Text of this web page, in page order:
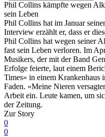
Phil Collins kämpfte wegen
sein Leben
Phil Collins hat im Januar
Interview erzählt er, dass er
Phil Collins hat wegen seiner
fast sein Leben verloren. Im
Musikers, der mit der Band
Erfolge feierte, laut einem
Times» in einem Krankenhaus
Faden. «Meine Nieren
Arbeit ein. Leute kamen, um
der Zeitung.
Zur Story
0
0